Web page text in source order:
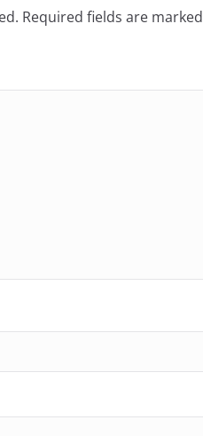
Required fields are marked